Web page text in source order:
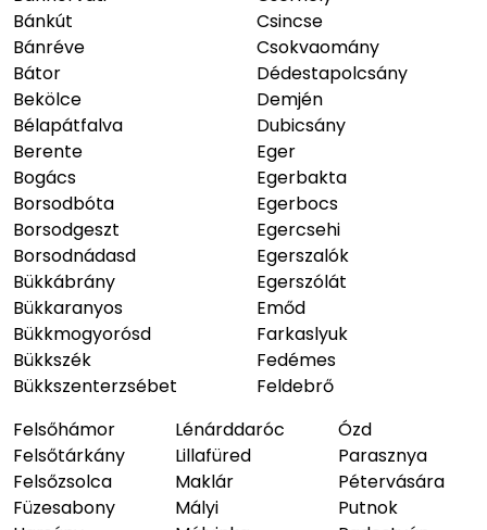
Bánkút
Bánréve
Bátor
Bekölce
Bélapátfalva
Berente
Bogács
Borsodbóta
Borsodgeszt
Borsodnádasd
Bükkábrány
Bükkaranyos
Bükkmogyorósd
Bükkszék
Bükkszenterzsébet
Csincse
Csokvaomány
Dédestapolcsány
Demjén
Dubicsány
Eger
Egerbakta
Egerbocs
Egercsehi
Egerszalók
Egerszólát
Emőd
Farkaslyuk
Fedémes
Feldebrő
Felsőhámor
Felsőtárkány
Felsőzsolca
Füzesabony
Lénárddaróc
Lillafüred
Maklár
Mályi
Ózd
Parasznya
Pétervására
Putnok